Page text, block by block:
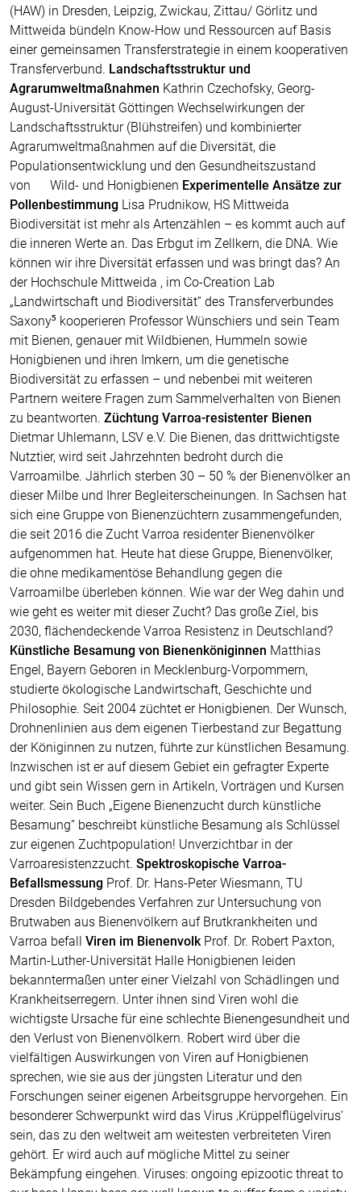
(HAW) in Dresden, Leipzig, Zwickau, Zittau/ Görlitz und
Mittweida bündeln Know-How und Ressourcen auf Basis
einer gemeinsamen Transferstrategie in einem kooperativen
Transferverbund. Landschaftsstruktur und
Agrarumweltmaßnahmen Kathrin Czechofsky, Georg-
August-Universität Göttingen Wechselwirkungen der
Landschaftsstruktur (Blühstreifen) und kombinierter
Agrarumweltmaßnahmen auf die Diversität, die
Populationsentwicklung und den Gesundheitszustand
von Wild- und Honigbienen Experimentelle Ansätze zur
Pollenbestimmung Lisa Prudnikow, HS Mittweida
Biodiversität ist mehr als Artenzählen – es kommt auch auf
die inneren Werte an. Das Erbgut im Zellkern, die DNA. Wie
können wir ihre Diversität erfassen und was bringt das? An
der Hochschule Mittweida , im Co-Creation Lab
„Landwirtschaft und Biodiversität“ des Transferverbundes
Saxony⁵ kooperieren Professor Wünschiers und sein Team
mit Bienen, genauer mit Wildbienen, Hummeln sowie
Honigbienen und ihren Imkern, um die genetische
Biodiversität zu erfassen – und nebenbei mit weiteren
Partnern weitere Fragen zum Sammelverhalten von Bienen
zu beantworten. Züchtung Varroa-resistenter Bienen
Dietmar Uhlemann, LSV e.V. Die Bienen, das drittwichtigste
Nutztier, wird seit Jahrzehnten bedroht durch die
Varroamilbe. Jährlich sterben 30 – 50 % der Bienenvölker an
dieser Milbe und Ihrer Begleiterscheinungen. In Sachsen hat
sich eine Gruppe von Bienenzüchtern zusammengefunden,
die seit 2016 die Zucht Varroa residenter Bienenvölker
aufgenommen hat. Heute hat diese Gruppe, Bienenvölker,
die ohne medikamentöse Behandlung gegen die
Varroamilbe überleben können. Wie war der Weg dahin und
wie geht es weiter mit dieser Zucht? Das große Ziel, bis
2030, flächendeckende Varroa Resistenz in Deutschland?
Künstliche Besamung von Bienenköniginnen Matthias
Engel, Bayern Geboren in Mecklenburg-Vorpommern,
studierte ökologische Landwirtschaft, Geschichte und
Philosophie. Seit 2004 züchtet er Honigbienen. Der Wunsch,
Drohnenlinien aus dem eigenen Tierbestand zur Begattung
der Königinnen zu nutzen, führte zur künstlichen Besamung.
Inzwischen ist er auf diesem Gebiet ein gefragter Experte
und gibt sein Wissen gern in Artikeln, Vorträgen und Kursen
weiter. Sein Buch „Eigene Bienenzucht durch künstliche
Besamung“ beschreibt künstliche Besamung als Schlüssel
zur eigenen Zuchtpopulation! Unverzichtbar in der
Varroaresistenzzucht. Spektroskopische Varroa-
Befallsmessung Prof. Dr. Hans-Peter Wiesmann, TU
Dresden Bildgebendes Verfahren zur Untersuchung von
Brutwaben aus Bienenvölkern auf Brutkrankheiten und
Varroa befall Viren im BienenvolkProf. Dr. Robert Paxton,
Martin-Luther-Universität Halle Honigbienen leiden
bekanntermaßen unter einer Vielzahl von Schädlingen und
Krankheitserregern. Unter ihnen sind Viren wohl die
wichtigste Ursache für eine schlechte Bienengesundheit und
den Verlust von Bienenvölkern. Robert wird über die
vielfältigen Auswirkungen von Viren auf Honigbienen
sprechen, wie sie aus der jüngsten Literatur und den
Forschungen seiner eigenen Arbeitsgruppe hervorgehen. Ein
besonderer Schwerpunkt wird das Virus ‚Krüppelflügelvirus‘
sein, das zu den weltweit am weitesten verbreiteten Viren
gehört. Er wird auch auf mögliche Mittel zu seiner
Bekämpfung eingehen. Viruses: ongoing epizootic threat to